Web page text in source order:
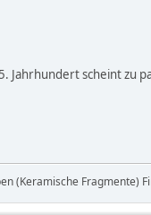
Jahrhundert scheint zu
(Keramische Fragmente)